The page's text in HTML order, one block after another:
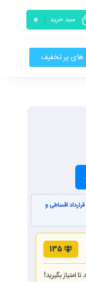
سبد خرید 0
های پر تخفیف
اقساطی و
135
امتیاز بگیرید!